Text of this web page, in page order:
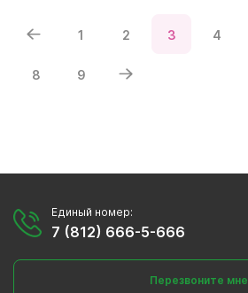
1 2 3 4
8 9
Единый номер:
7 (812) 666-5-666
Перезвоните мне